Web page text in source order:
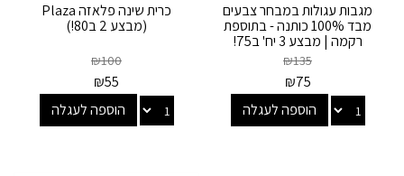
מגבות עגולות במבחר צבעים
מבד 100% כותנה - בתוספת
רקמה | מבצע 3 יח' ב75!
₪135
₪75
הוספה לעגלה
כרית שינה פלאזה Plaza
(מבצע 2 ב80!)
₪100
₪55
הוספה לעגלה